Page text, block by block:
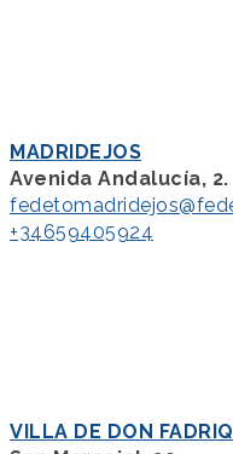
MADRIDEJOS
Avenida Andalucía, 2.
+34659405924
VILLA DE DON